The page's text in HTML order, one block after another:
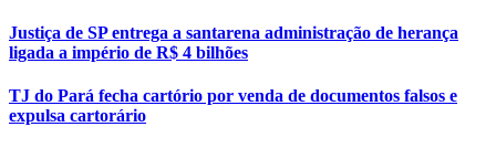
Justiça de SP entrega a santarena administração de herança
ligada a império de R$ 4 bilhões
TJ do Pará fecha cartório por venda de documentos falsos e
expulsa cartorário